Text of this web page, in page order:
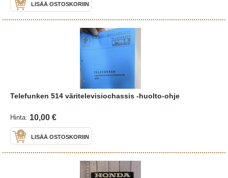
LISÄÄ OSTOSKORIIN
Telefunken 514 väritelevisiochassis -huolto-ohje
Hinta: 10,00 €
LISÄÄ OSTOSKORIIN